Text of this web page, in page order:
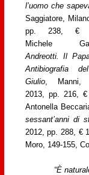
l’uomo che
Saggiatore,
pp. 238, €
Michele
Andreotti. Il
Antibiografia
Giulio, Manni,
2013, pp. 216, €
Antonella
sessant’anni di
2012, pp. 288, €
Moro, 149-155,
“È